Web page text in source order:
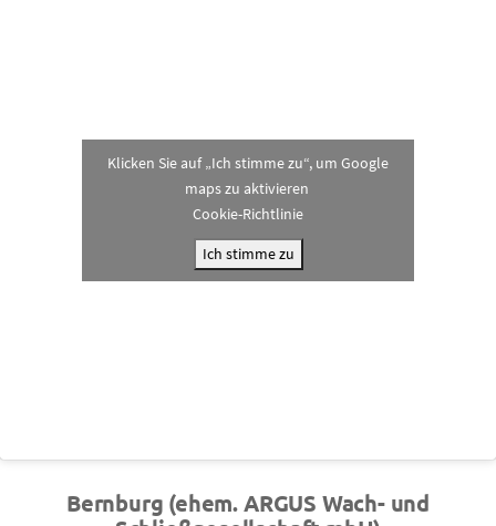
Klicken Sie auf „Ich stimme zu“, um Google
maps zu aktivieren
Cookie-Richtlinie
Ich stimme zu
Bernburg (ehem. ARGUS Wach- und